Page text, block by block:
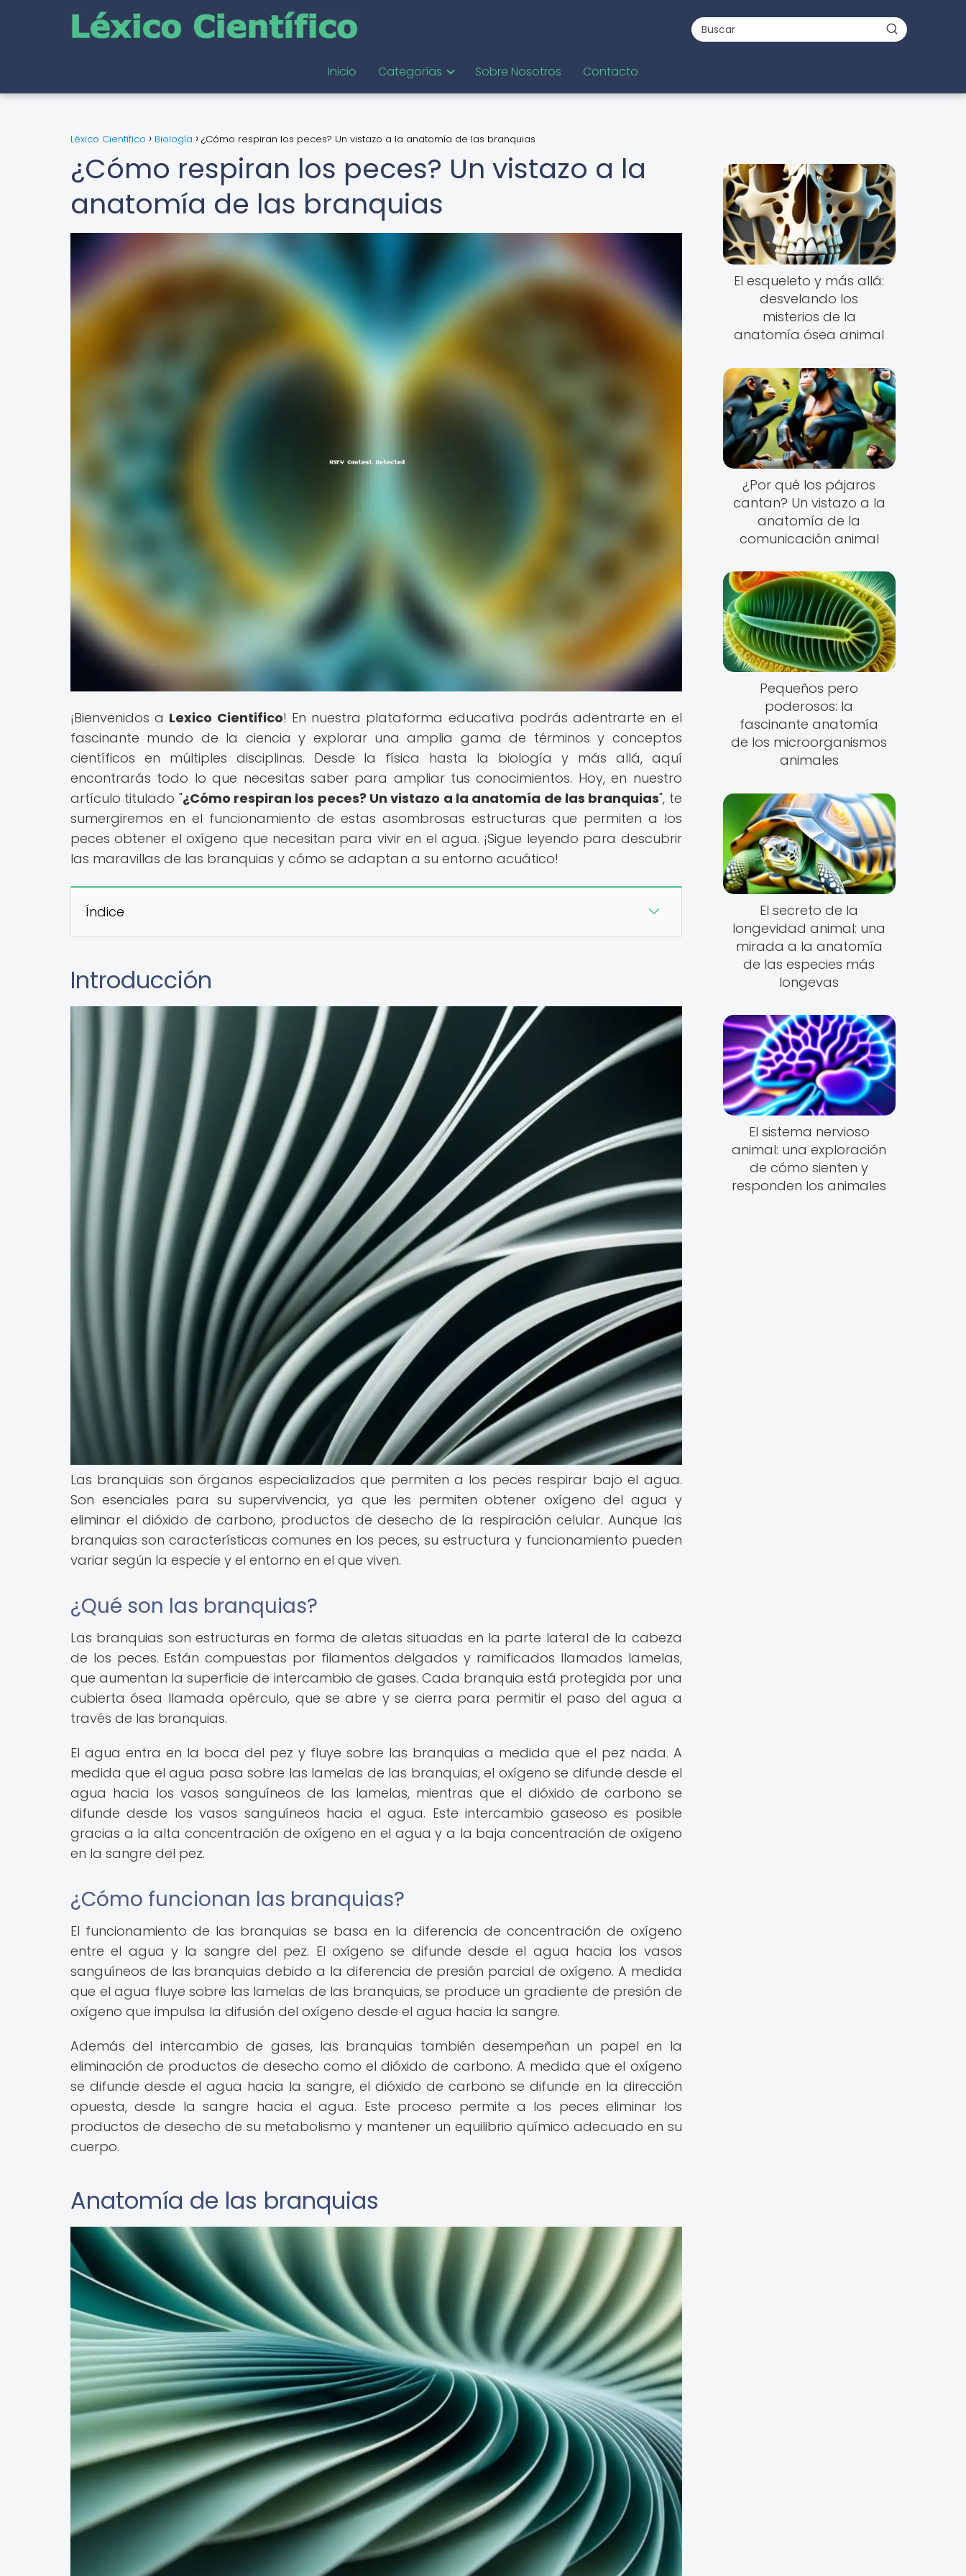
Inicio Categorías Sobre Nosotros Contacto
Léxico Científico Biología ¿Cómo respiran los peces? Un vistazo a la anatomía de las branquias
¿Cómo respiran los peces? Un vistazo a la
anatomía de las branquias
¡Bienvenidos a Lexico Cientifico! En nuestra plataforma educativa podrás adentrarte en el
fascinante mundo de la ciencia y explorar una amplia gama de términos y conceptos
científicos en múltiples disciplinas. Desde la física hasta la biología y más allá, aquí
encontrarás todo lo que necesitas saber para ampliar tus conocimientos. Hoy, en nuestro
artículo titulado "¿Cómo respiran los peces? Un vistazo a la anatomía de las branquias", te
sumergiremos en el funcionamiento de estas asombrosas estructuras que permiten a los
peces obtener el oxígeno que necesitan para vivir en el agua. ¡Sigue leyendo para descubrir
las maravillas de las branquias y cómo se adaptan a su entorno acuático!
Índice
Introducción
Las branquias son órganos especializados que permiten a los peces respirar bajo el agua.
Son esenciales para su supervivencia, ya que les permiten obtener oxígeno del agua y
eliminar el dióxido de carbono, productos de desecho de la respiración celular. Aunque las
branquias son características comunes en los peces, su estructura y funcionamiento pueden
variar según la especie y el entorno en el que viven.
¿Qué son las branquias?
Las branquias son estructuras en forma de aletas situadas en la parte lateral de la cabeza
de los peces. Están compuestas por filamentos delgados y ramificados llamados lamelas,
que aumentan la superficie de intercambio de gases. Cada branquia está protegida por una
cubierta ósea llamada opérculo, que se abre y se cierra para permitir el paso del agua a
través de las branquias.
El agua entra en la boca del pez y fluye sobre las branquias a medida que el pez nada. A
medida que el agua pasa sobre las lamelas de las branquias, el oxígeno se difunde desde el
agua hacia los vasos sanguíneos de las lamelas, mientras que el dióxido de carbono se
difunde desde los vasos sanguíneos hacia el agua. Este intercambio gaseoso es posible
gracias a la alta concentración de oxígeno en el agua y a la baja concentración de oxígeno
en la sangre del pez.
¿Cómo funcionan las branquias?
El funcionamiento de las branquias se basa en la diferencia de concentración de oxígeno
entre el agua y la sangre del pez. El oxígeno se difunde desde el agua hacia los vasos
sanguíneos de las branquias debido a la diferencia de presión parcial de oxígeno. A medida
que el agua fluye sobre las lamelas de las branquias, se produce un gradiente de presión de
oxígeno que impulsa la difusión del oxígeno desde el agua hacia la sangre.
Además del intercambio de gases, las branquias también desempeñan un papel en la
eliminación de productos de desecho como el dióxido de carbono. A medida que el oxígeno
se difunde desde el agua hacia la sangre, el dióxido de carbono se difunde en la dirección
opuesta, desde la sangre hacia el agua. Este proceso permite a los peces eliminar los
productos de desecho de su metabolismo y mantener un equilibrio químico adecuado en su
cuerpo.
Anatomía de las branquias
El esqueleto y más allá:
desvelando los
misterios de la
anatomía ósea animal
¿Por qué los pájaros
cantan? Un vistazo a la
anatomía de la
comunicación animal
Pequeños pero
poderosos: la
fascinante anatomía
de los microorganismos
animales
El secreto de la
longevidad animal: una
mirada a la anatomía
de las especies más
longevas
El sistema nervioso
animal: una exploración
de cómo sienten y
responden los animales